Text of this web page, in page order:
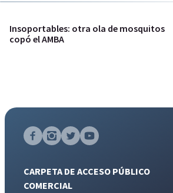
Insoportables: otra ola de mosquitos
copó el AMBA
CARPETA DE ACCESO PÚBLICO
COMERCIAL